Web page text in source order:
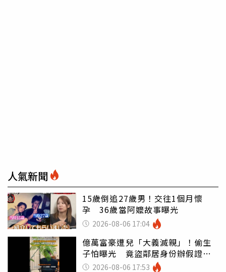
人氣新聞
15歲倒追27歲男！交往1個月懷
孕 36歲當阿嬤故事曝光
2026-08-06 17:04
億萬富豪遭兒「大義滅親」！偷生
子怕曝光 竟盜鄰居身份辦假證落
戶 2026-08-06 17:53